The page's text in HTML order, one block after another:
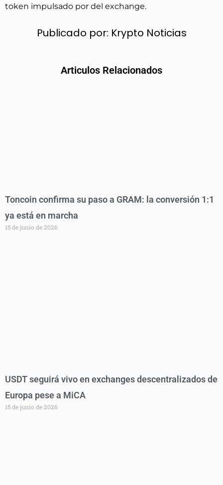
token impulsado por del exchange.
Publicado por: Krypto Noticias
Articulos Relacionados
Toncoin confirma su paso a GRAM: la conversión 1:1
ya está en marcha
15 de junio de 2026
USDT seguirá vivo en exchanges descentralizados de
Europa pese a MiCA
15 de junio de 2026